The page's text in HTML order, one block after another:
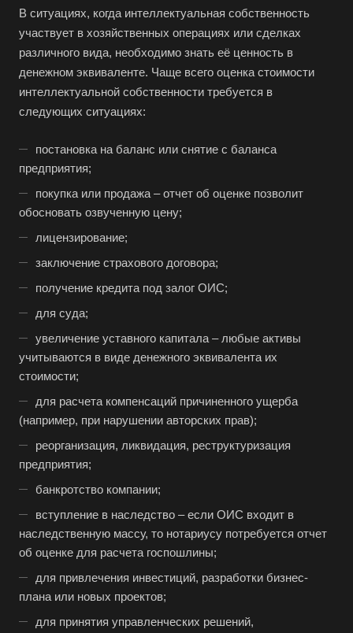
В ситуациях, когда интеллектуальная собственность
участвует в хозяйственных операциях или сделках
различного вида, необходимо знать её ценность в
денежном эквиваленте. Чаще всего оценка стоимости
интеллектуальной собственности требуется в
следующих ситуациях:
постановка на баланс или снятие с баланса
предприятия;
покупка или продажа – отчет об оценке позволит
обосновать озвученную цену;
лицензирование;
заключение страхового договора;
получение кредита под залог ОИС;
для суда;
увеличение уставного капитала – любые активы
учитываются в виде денежного эквивалента их
стоимости;
для расчета компенсаций причиненного ущерба
(например, при нарушении авторских прав);
реорганизация, ликвидация, реструктуризация
предприятия;
банкротство компании;
вступление в наследство – если ОИС входит в
наследственную массу, то нотариусу потребуется отчет
об оценке для расчета госпошлины;
для привлечения инвестиций, разработки бизнес-
плана или новых проектов;
для принятия управленческих решений,